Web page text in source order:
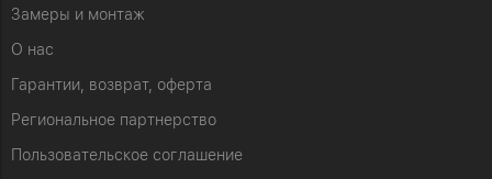
Замеры и монтаж
О нас
Гарантии, возврат, оферта
Региональное партнерство
Пользовательское соглашение